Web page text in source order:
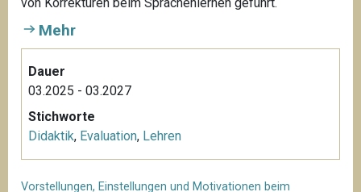
Mehr
Dauer
03.2025 - 03.2027
Stichworte
Didaktik, Evaluation, Lehren
Vorstellungen, Einstellungen und Motivationen beim